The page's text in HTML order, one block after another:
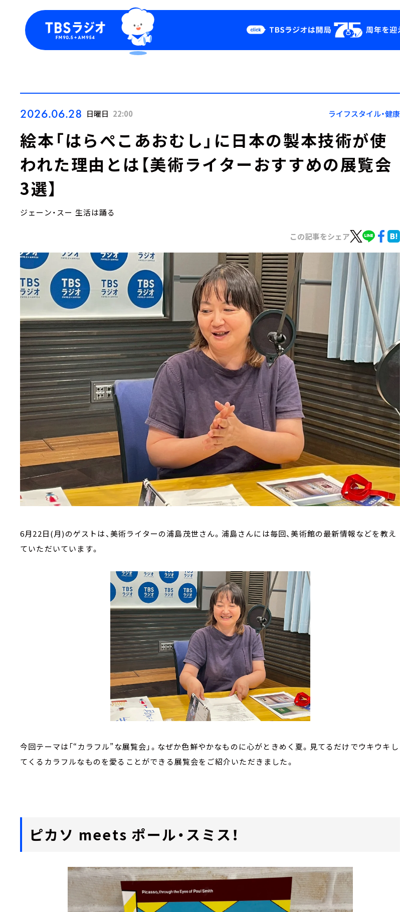
Podcast
YouTube
会社情報
2026.06.28 日曜日 22:00 ライフスタイル・健康
絵本「はらぺこあおむし」に日本の製本技術が使
われた理由とは【美術ライターおすすめの展覧会
3選】
ジェーン・スー 生活は踊る
この記事をシェア
6月22日(月)のゲストは、美術ライターの浦島茂世さん。浦島さんには毎回、美術館の最新情報などを教え
ていただいています。
今回テーマは「“カラフル”な展覧会」。なぜか色鮮やかなものに心がときめく夏。見てるだけでウキウキし
てくるカラフルなものを愛ることができる展覧会をご紹介いただきました。
ピカソ meets ポール・スミス！